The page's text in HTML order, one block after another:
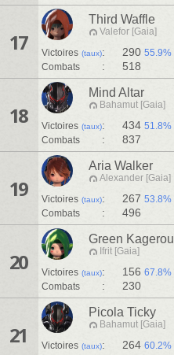
17
Third Waffle
Valefor [Gaia]
Victoires (taux): 290 55.9%
Combats
: 518
18
Mind Altar
Bahamut [Gaia]
Victoires (taux): 434 51.8%
Combats
: 837
19
Aria Walker
Alexander [Gaia]
Victoires (taux): 267 53.8%
Combats
: 496
20
Green Kagerou
Ifrit [Gaia]
Victoires (taux): 156 67.8%
Combats
: 230
21
Picola Ticky
Bahamut [Gaia]
Victoires (taux): 264 60.2%